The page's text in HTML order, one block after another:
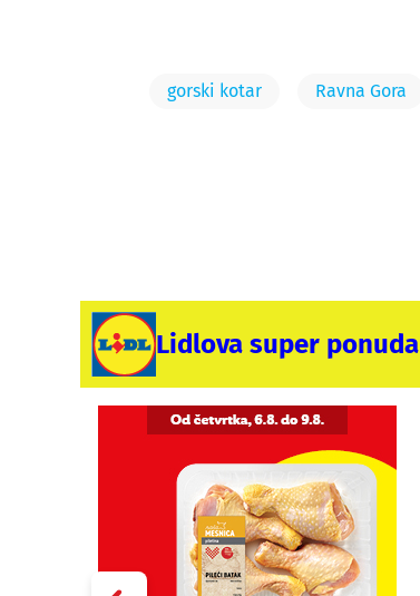
gorski kotar Ravna Gora
Lidlova super ponuda